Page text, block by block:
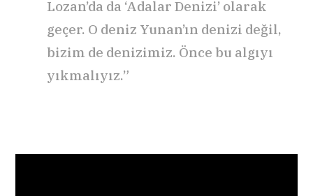
Lozan’da da ‘Adalar Denizi’ olarak
geçer. O deniz Yunan’ın denizi değil,
bizim de denizimiz. Önce bu algıyı
yıkmalıyız.”